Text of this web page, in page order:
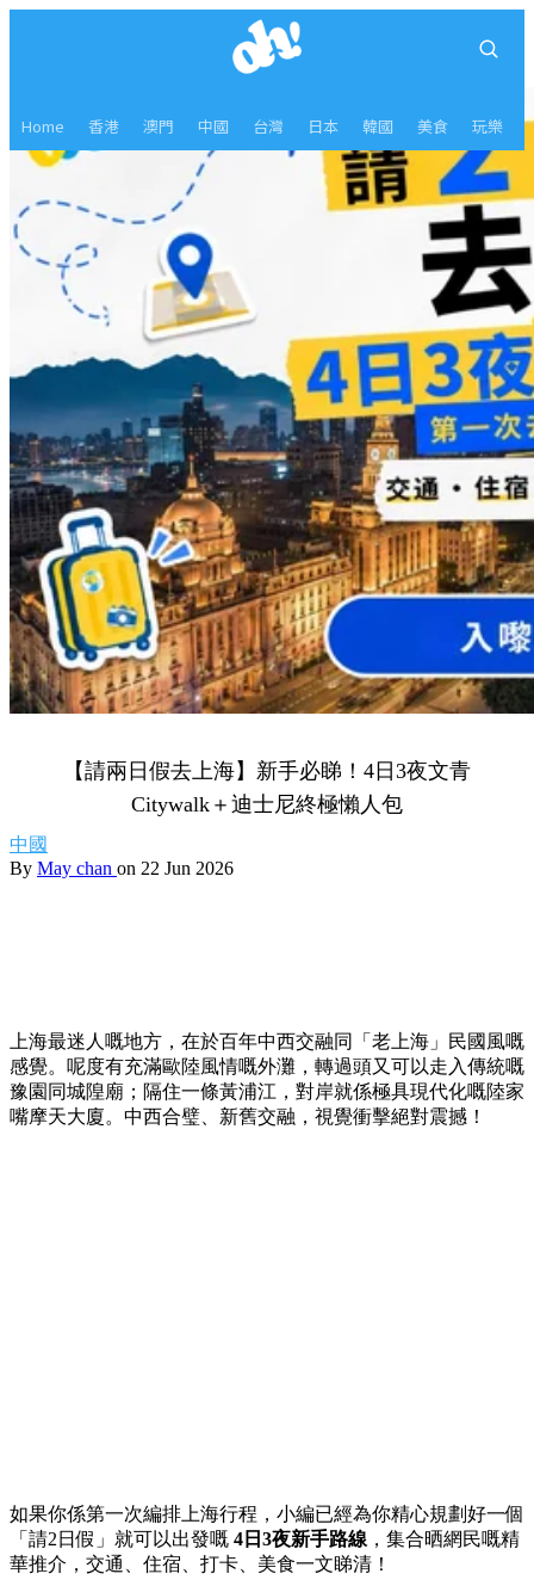
Home 香港 澳門 中國 台灣 日本 韓國 美食 玩樂
【請兩日假去上海】新手必睇！4日3夜文青
Citywalk＋迪士尼終極懶人包
中國
By May chan on 22 Jun 2026
上海最迷人嘅地方，在於百年中西交融同「老上海」民國風嘅
感覺。呢度有充滿歐陸風情嘅外灘，轉過頭又可以走入傳統嘅
豫園同城隍廟；隔住一條黃浦江，對岸就係極具現代化嘅陸家
嘴摩天大廈。中西合璧、新舊交融，視覺衝擊絕對震撼！
如果你係第一次編排上海行程，小編已經為你精心規劃好一個
「請2日假」就可以出發嘅 4日3夜新手路線 ，集合晒網民嘅精
華推介，交通、住宿、打卡、美食一文睇清！